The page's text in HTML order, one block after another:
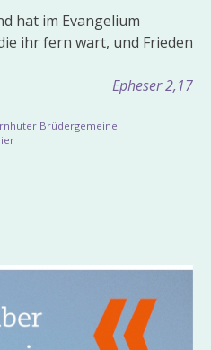
hat im Evangelium
ihr fern wart, und Frieden
Epheser 2,17
Brüdergemeine